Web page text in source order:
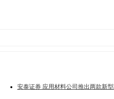
安泰证券 应用材料公司推出两款新